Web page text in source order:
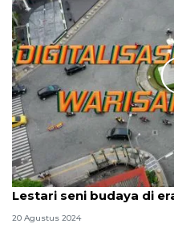
Lestari seni budaya di
20 Agustus 2024